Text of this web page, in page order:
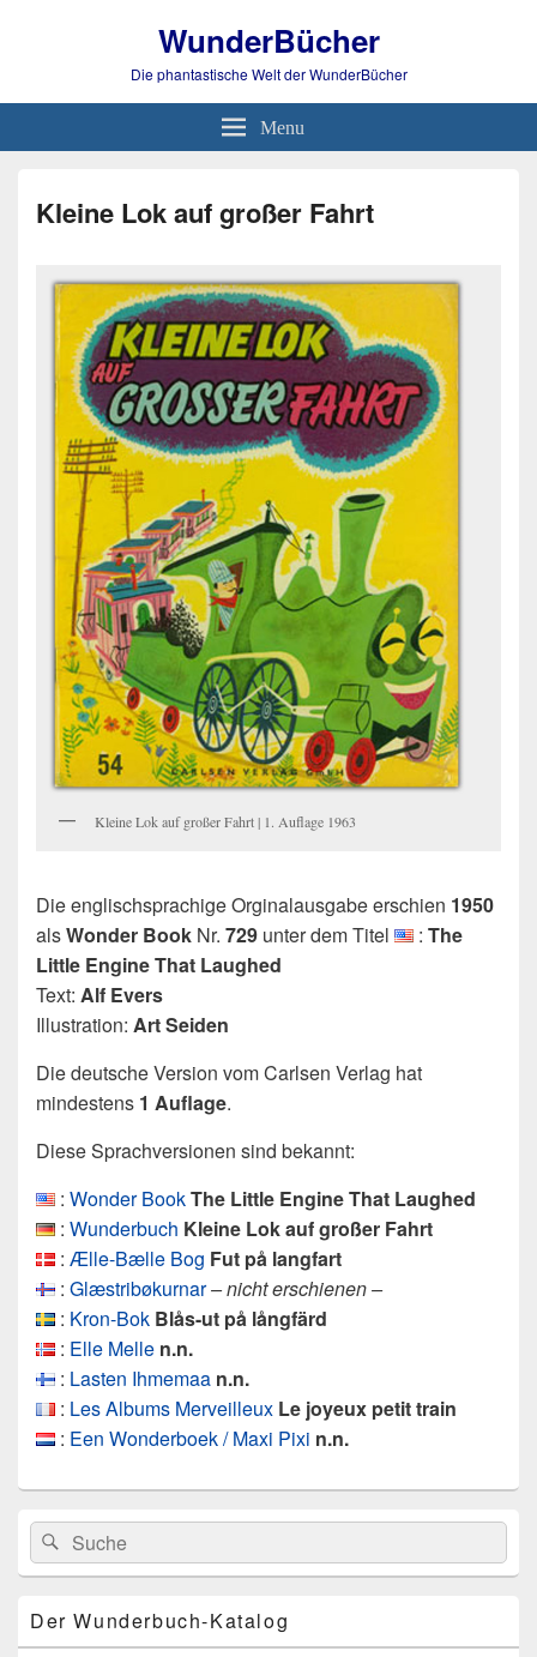
WunderBücher
Die phantastische Welt der WunderBücher
Menu
Kleine Lok auf großer Fahrt
Kleine Lok auf großer Fahrt | 1. Auflage 1963
Die englischsprachige Orginalausgabe erschien 1950
alsWonder Book Nr. 729 unter dem Titel : The
Little Engine That Laughed
Text: Alf Evers
Illustration: Art Seiden
Die deutsche Version vom Carlsen Verlag hat
mindestens 1 Auflage.
Diese Sprachversionen sind bekannt:
: Wonder BookThe Little Engine That Laughed
: Wunderbuch Kleine Lok auf großer Fahrt
: Ælle-Bælle Bog Fut på langfart
: Glæstribøkurnar– nicht erschienen –
: Kron-Bok Blås-ut på långfärd
: Elle Melle n.n.
: Lasten Ihmemaa n.n.
: Les Albums Merveilleux Le joyeux petit train
: Een Wonderboek / Maxi Pixi n.n.
Primärer
Seitenleisten
Widget-
Bereich
Search
for:
Suche
Der Wunderbuch-Katalog